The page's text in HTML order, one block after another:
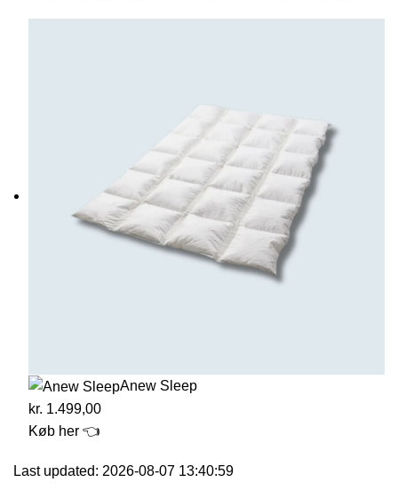
Anew Sleep
kr. 1.499,00
Køb her 👈
Last updated: 2026-08-07 13:40:59